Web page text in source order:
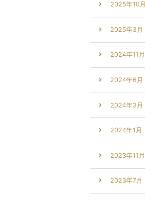
2025年10月
2025年3月
2024年11月
2024年6月
2024年3月
2024年1月
2023年11月
2023年7月